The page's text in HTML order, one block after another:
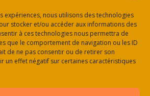
expériences, nous utilisons des technologies
stocker et/ou accéder aux informations des
à ces technologies nous permettra de
que le comportement de navigation ou les ID
de ne pas consentir ou de retirer son
un effet négatif sur certaines caractéristiques